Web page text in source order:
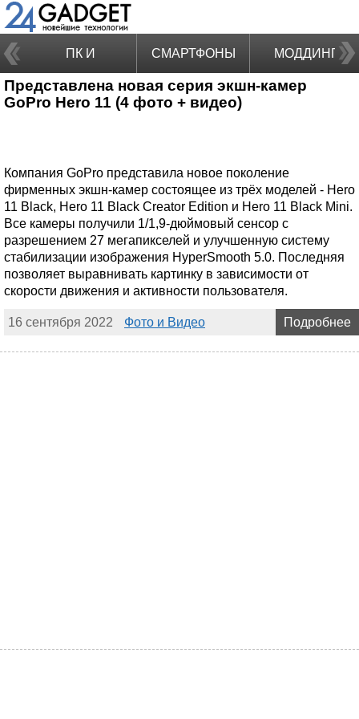
ПК И
НОУТБУКИ
СМАРТФОНЫ МОДДИНГ
Представлена новая серия экшн-камер
GoPro Hero 11 (4 фото + видео)
Компания GoPro представила новое поколение
фирменных экшн-камер состоящее из трёх моделей - Hero
11 Black, Hero 11 Black Creator Edition и Hero 11 Black Mini.
Все камеры получили 1/1,9-дюймовый сенсор с
разрешением 27 мегапикселей и улучшенную систему
стабилизации изображения HyperSmooth 5.0. Последняя
позволяет выравнивать картинку в зависимости от
скорости движения и активности пользователя.
16 сентября 2022 Фото и Видео Подробнее